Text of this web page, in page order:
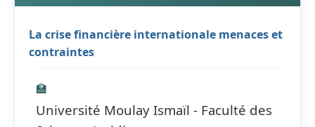
La crise financière internationale menaces et
contraintes
🏫
Université Moulay Ismaïl - Faculté des